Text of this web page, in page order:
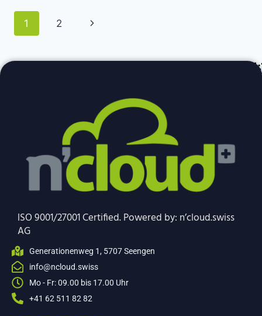
1 2
ISO 9001/27001 Certified. Powered by: n’cloud.swiss
AG
Generationenweg 1, 5707 Seengen
info@ncloud.swiss
Mo - Fr: 09.00 bis 17.00 Uhr
+41 62 511 82 82